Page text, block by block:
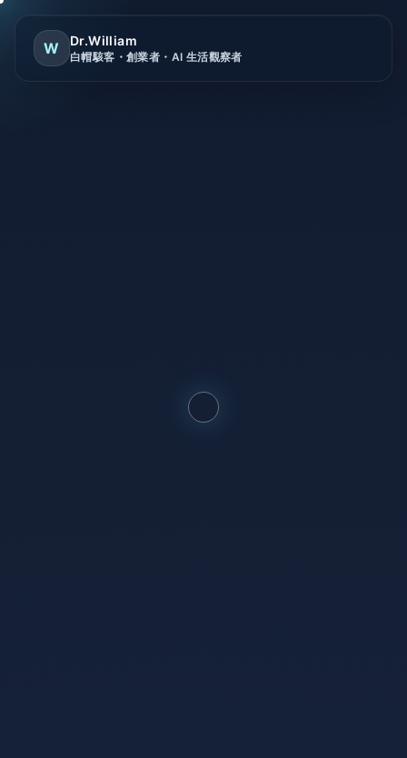
W Dr.William
白帽駭客・創業者・AI 生活觀察者